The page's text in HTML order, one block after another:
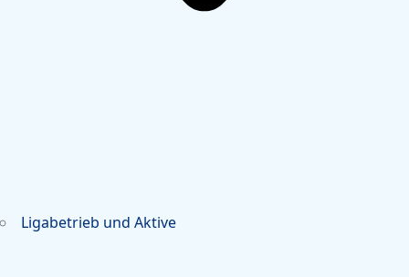
Ligabetrieb und Aktive